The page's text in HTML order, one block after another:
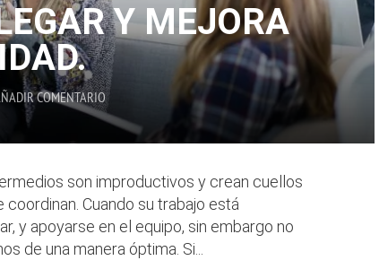
Y MEJORA
COMENTARIO
son improductivos y crean cuellos
Cuando su trabajo está
y apoyarse en el equipo, sin embargo no
de una manera óptima. Si...